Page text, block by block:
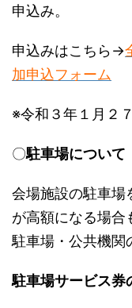
申込み。
申込みはこちら→
加申込フォーム
※令和３年１月２
〇駐車場について
会場施設の駐車場
が高額になる場合
駐車場・公共機関
駐車場サービス券